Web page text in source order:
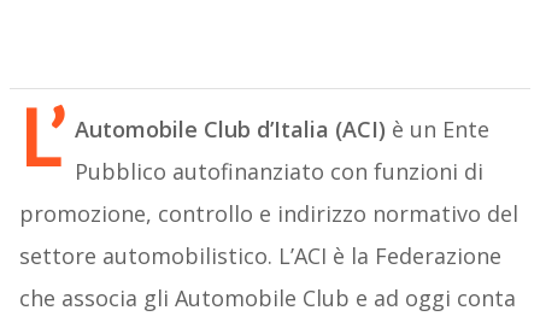
L’ Automobile Club d’Italia (ACI) è un Ente
Pubblico autofinanziato con funzioni di
promozione, controllo e indirizzo normativo del
settore automobilistico. L’ACI è la Federazione
che associa gli Automobile Club e ad oggi conta